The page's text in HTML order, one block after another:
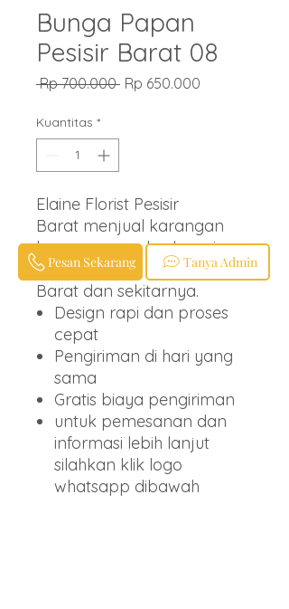
Bunga Papan
Pesisir Barat 08
Rp 700.000 Harga
Rp 650.000
Kuantitas *
Elaine Florist Pesisir
Barat menjual karangan
bunga papan berbagai
ucapan untuk wilayah Pesisir
Barat dan sekitarnya.
Design rapi dan proses
cepat
Pengiriman di hari yang
sama
Gratis biaya pengiriman
untuk pemesanan dan
informasi lebih lanjut
silahkan klik logo
whatsapp dibawah
Tanya Admin
Pesan Sekarang